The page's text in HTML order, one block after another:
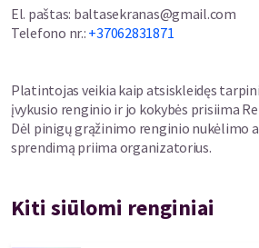
El. paštas: baltasekranas@gmail.com
Telefono nr.: +37062831871
Platintojas veikia kaip atsiskleidęs
įvykusio renginio ir jo kokybės prisiima
Dėl pinigų grąžinimo renginio nukėlimo
sprendimą priima organizatorius.
Kiti siūlomi renginiai